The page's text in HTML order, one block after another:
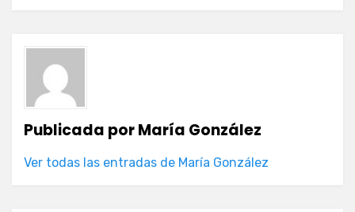
Publicada porMaría González
Ver todas las entradas de María González